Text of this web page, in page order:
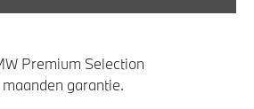
Premium Selection
garantie.